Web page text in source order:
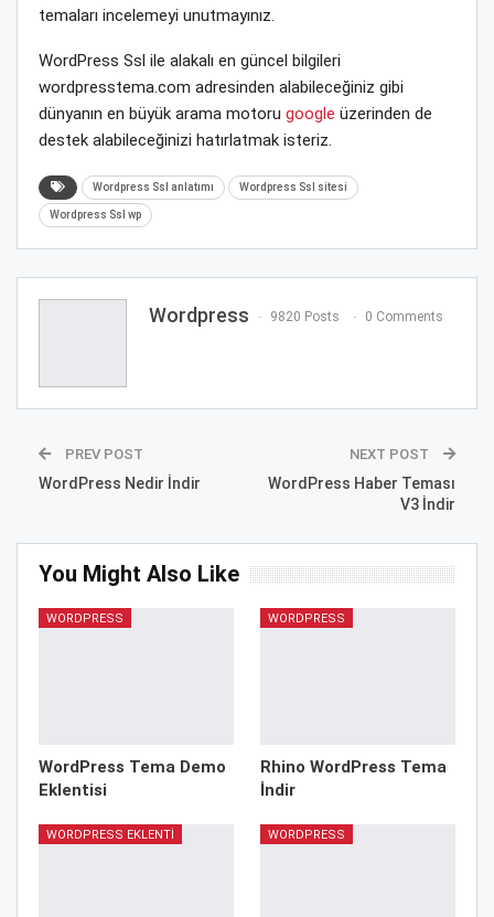
temaları incelemeyi unutmayınız.
WordPress Ssl ile alakalı en güncel bilgileri
wordpresstema.com adresinden alabileceğiniz gibi
dünyanın en büyük arama motoru google üzerinden de
destek alabileceğinizi hatırlatmak isteriz.
Wordpress Ssl anlatımı Wordpress Ssl sitesi
Wordpress Ssl wp
Wordpress 9820 Posts 0 Comments
PREV POST
WordPress Nedir İndir
NEXT POST
WordPress Haber Teması
V3 İndir
You Might Also Like
WORDPRESS
WordPress Tema Demo
Eklentisi
WORDPRESS
Rhino WordPress Tema
İndir
WORDPRESS EKLENTI WORDPRESS